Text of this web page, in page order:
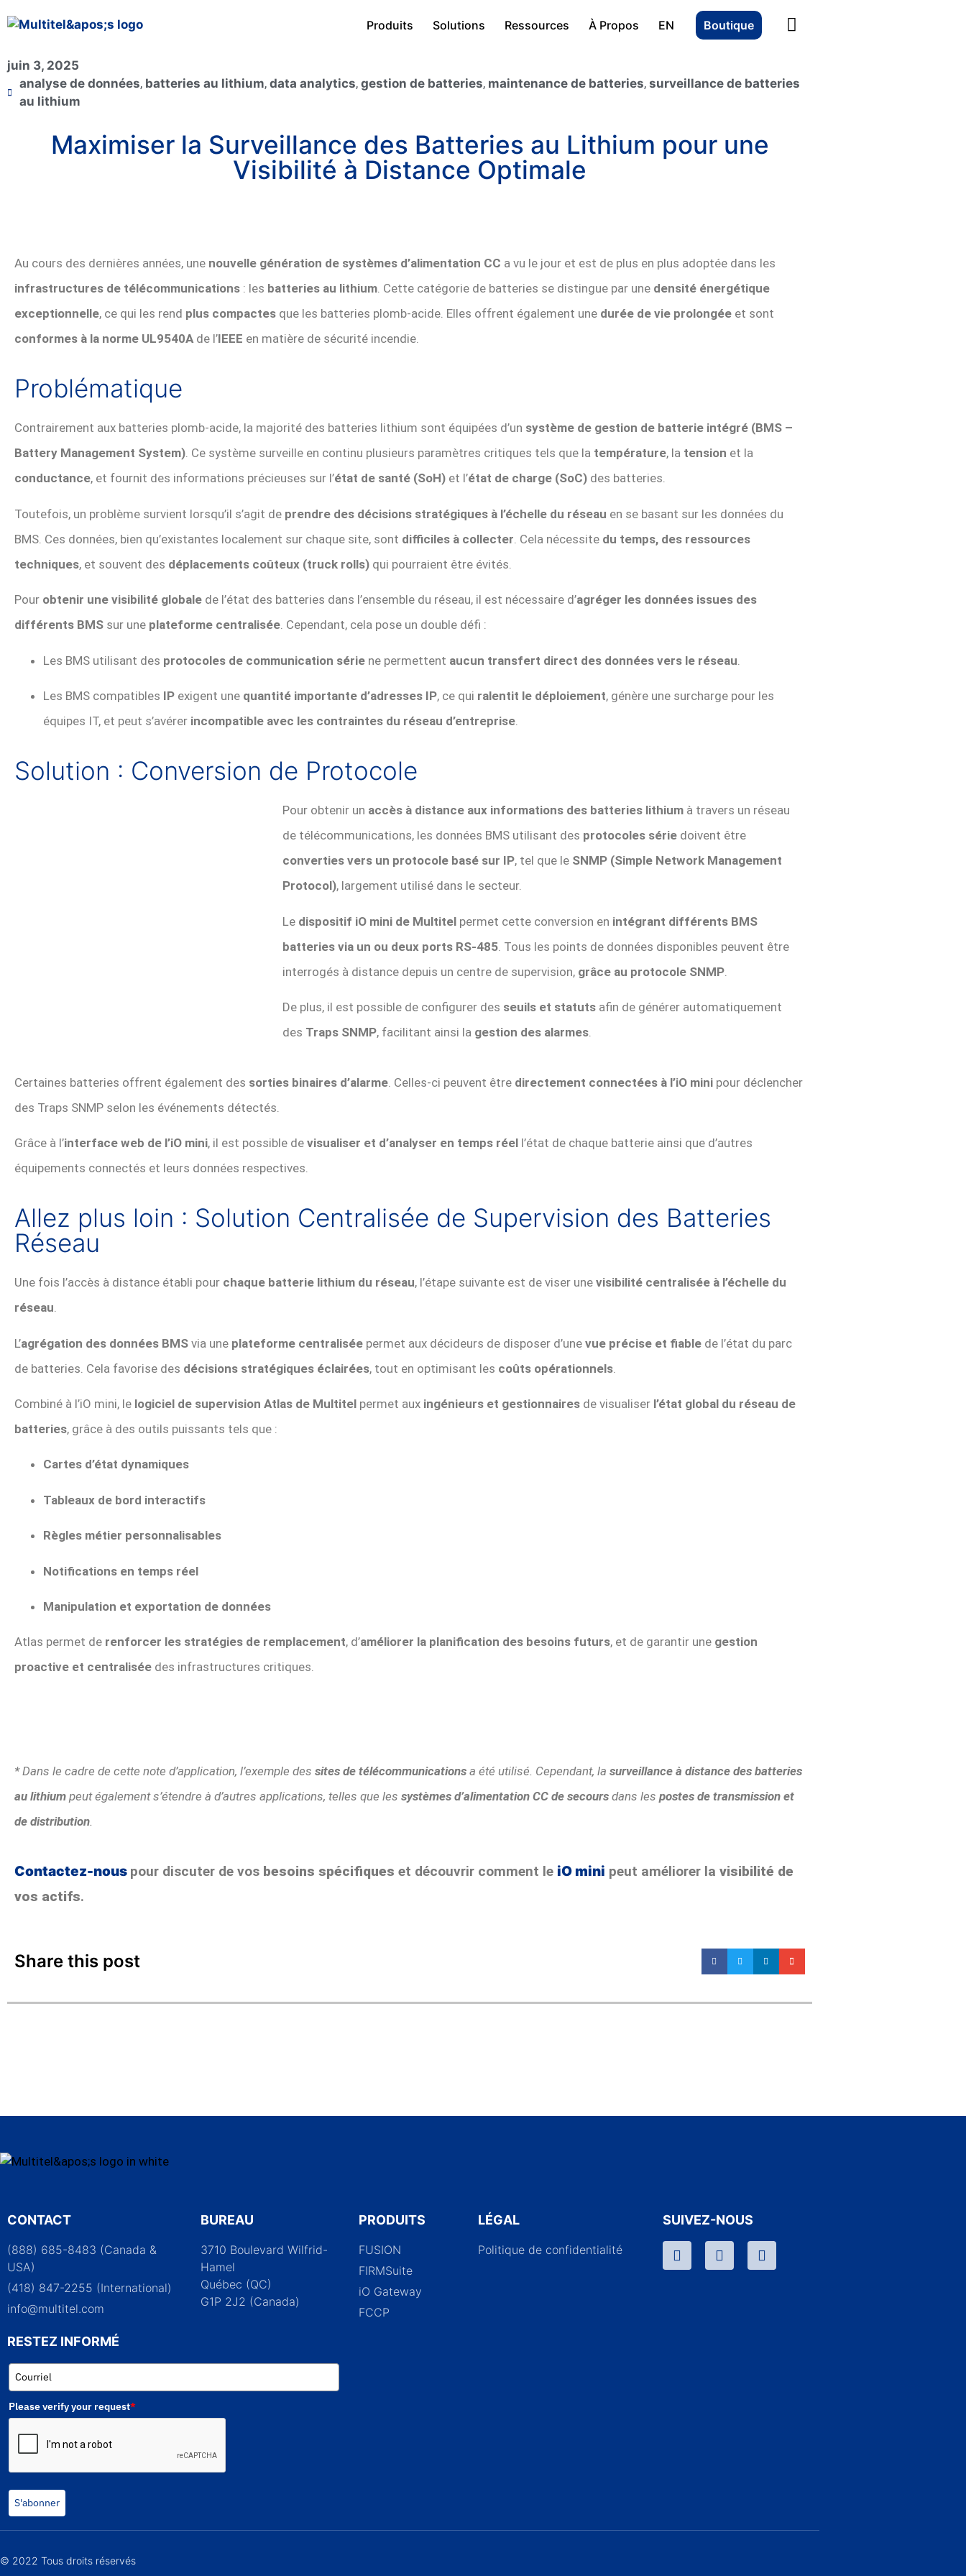
Produits Solutions Ressources À Propos EN Boutique
juin 3, 2025
analyse de données, batteries au lithium, data analytics, gestion de batteries, maintenance de batteries, surveillance de batteries
au lithium
Maximiser la Surveillance des Batteries au Lithium pour une
Visibilité à Distance Optimale
Au cours des dernières années, une nouvelle génération de systèmes d’alimentation CC a vu le jour et est de plus en plus adoptée dans les
infrastructures de télécommunications : les batteries au lithium. Cette catégorie de batteries se distingue par une densité énergétique
exceptionnelle, ce qui les rend plus compactes que les batteries plomb-acide. Elles offrent également une durée de vie prolongée et sont
conformes à la norme UL9540Ade l’IEEE en matière de sécurité incendie.
Problématique
Contrairement aux batteries plomb-acide, la majorité des batteries lithium sont équipées d’un système de gestion de batterie intégré (BMS –
Battery Management System). Ce système surveille en continu plusieurs paramètres critiques tels que la température, la tension et la
conductance, et fournit des informations précieuses sur l’état de santé (SoH) et l’état de charge (SoC) des batteries.
Toutefois, un problème survient lorsqu’il s’agit de prendre des décisions stratégiques à l’échelle du réseau en se basant sur les données du
BMS. Ces données, bien qu’existantes localement sur chaque site, sont difficiles à collecter . Cela nécessite du temps, des ressources
techniques, et souvent des déplacements coûteux (truck rolls) qui pourraient être évités.
Pour obtenir une visibilité globale de l’état des batteries dans l’ensemble du réseau, il est nécessaire d’agréger les données issues des
différents BMS sur une plateforme centralisée. Cependant, cela pose un double défi :
Les BMS utilisant des protocoles de communication série ne permettent aucun transfert direct des données vers le réseau
Les BMS compatibles IP exigent une quantité importante d’adresses IP, ce qui ralentit le déploiement, génère une surcharge pour les
équipes IT, et peut s’avérer incompatible avec les contraintes du réseau d’entreprise
Solution : Conversion de Protocole
Pour obtenir un accès à distance aux informations des batteries lithium à travers un réseau
de télécommunications, les données BMS utilisant des protocoles série doivent être
converties vers un protocole basé sur IP, tel que le SNMP (Simple Network Management
Protocol), largement utilisé dans le secteur.
Le dispositif iO mini de Multitel permet cette conversion en intégrant différents BMS
batteries via un ou deux ports RS-485 . Tous les points de données disponibles peuvent être
interrogés à distance depuis un centre de supervision, grâce au protocole SNMP
De plus, il est possible de configurer des seuils et statuts afin de générer automatiquement
des Traps SNMP, facilitant ainsi la gestion des alarmes.
Certaines batteries offrent également des sorties binaires d’alarme . Celles-ci peuvent être directement connectées à l’iO mini pour déclencher
des Traps SNMP selon les événements détectés.
Grâce à l’interface web de l’iO mini, il est possible de visualiser et d’analyser en temps réel l’état de chaque batterie ainsi que d’autres
équipements connectés et leurs données respectives.
Allez plus loin : Solution Centralisée de Supervision des Batteries
Réseau
Une fois l’accès à distance établi pour chaque batterie lithium du réseau, l’étape suivante est de viser une visibilité centralisée à l’échelle du
réseau.
L’agrégation des données BMS via une plateforme centralisée permet aux décideurs de disposer d’une vue précise et fiable de l’état du parc
de batteries. Cela favorise des décisions stratégiques éclairées, tout en optimisant les coûts opérationnels
Combiné à l’iO mini, le logiciel de supervision Atlas de Multitel permet aux ingénieurs et gestionnaires de visualiser l’état global du réseau de
batteries, grâce à des outils puissants tels que :
Cartes d’état dynamiques
Tableaux de bord interactifs
Règles métier personnalisables
Notifications en temps réel
Manipulation et exportation de données
Atlas permet de renforcer les stratégies de remplacement, d’améliorer la planification des besoins futurs, et de garantir une gestion
proactive et centralisée des infrastructures critiques.
* Dans le cadre de cette note d’application, l’exemple des sites de télécommunications a été utilisé. Cependant, la surveillance à distance des batteries
au lithium peut également s’étendre à d’autres applications, telles que les systèmes d’alimentation CC de secours dans les postes de transmission et
de distribution
Contactez-nous pour discuter de vos besoins spécifiques et découvrir comment le iO mini peut améliorer la visibilité de
vos actifs.
Share this post
CONTACT
(888) 685-8483 (Canada &
USA)
(418) 847-2255 (International)
info@multitel.com
BUREAU
3710 Boulevard Wilfrid-
Hamel
Québec (QC)
G1P 2J2 (Canada)
PRODUITS
FUSION
FIRMSuite
iO Gateway
FCCP
LÉGAL
Politique de confidentialité
SUIVEZ-NOUS
RESTEZ INFORMÉ
Please verify your request*
S'abonner
© 2022 Tous droits réservés